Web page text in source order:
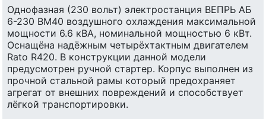
Однофазная (230 вольт) электростанция ВЕПРЬ АБ
6-230 ВМ40 воздушного охлаждения максимальной
мощности 6.6 кВА, номинальной мощностью 6 кВт.
Оснащёна надёжным четырёхтактным двигателем
Rato R420. В конструкции данной модели
предусмотрен ручной стартер. Корпус выполнен из
прочной стальной рамы который предохраняет
агрегат от внешних повреждений и способствует
лёгкой транспортировки.